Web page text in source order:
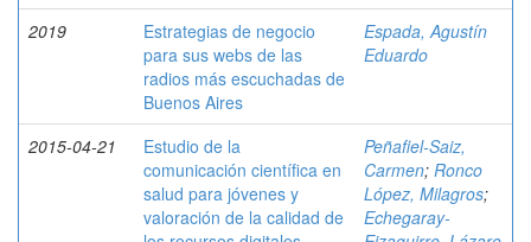
2019
Estrategias de negocio
para sus webs de las
radios más escuchadas de
Buenos Aires
Espada, Agustín
Eduardo
2015-04-21
Estudio de la
comunicación científica en
salud para jóvenes y
valoración de la calidad de
Peñafiel-Saiz,
Carmen; Ronco
López, Milagros;
Echegaray-